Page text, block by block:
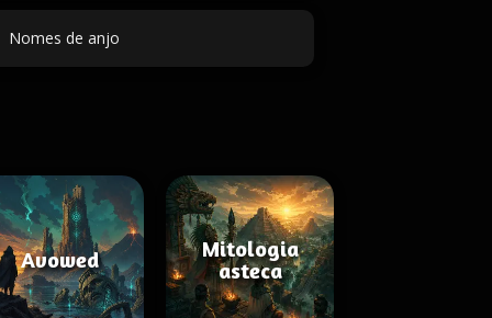
Nomes de anjo
Avowed
Mitologia
asteca